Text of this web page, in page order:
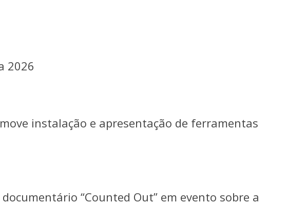
2026
instalação e apresentação de ferramentas
“Counted Out” em evento sobre a